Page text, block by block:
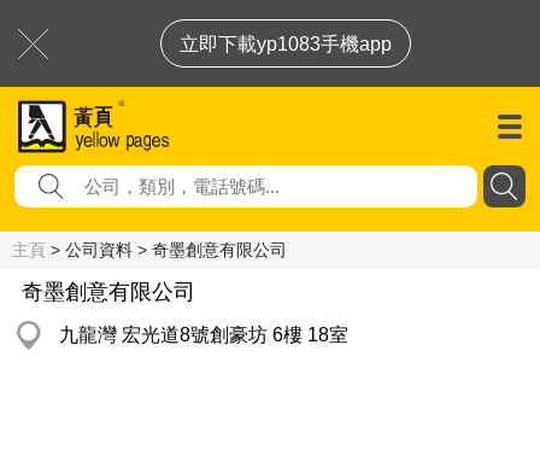
立即下載yp1083手機app
主頁 > 公司資料 > 奇墨創意有限公司
奇墨創意有限公司
九龍灣 宏光道8號創豪坊 6樓 18室